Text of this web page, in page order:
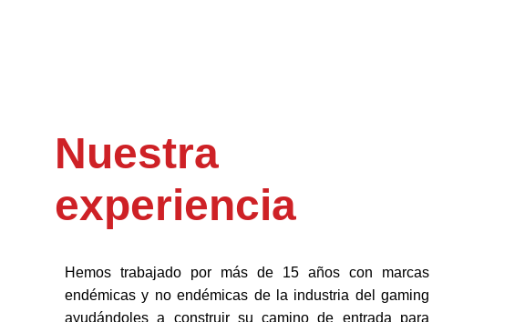
Nuestra
experiencia
Hemos trabajado por más de 15 años con marcas
endémicas y no endémicas de la industria del gaming
ayudándoles a construir su camino de entrada para